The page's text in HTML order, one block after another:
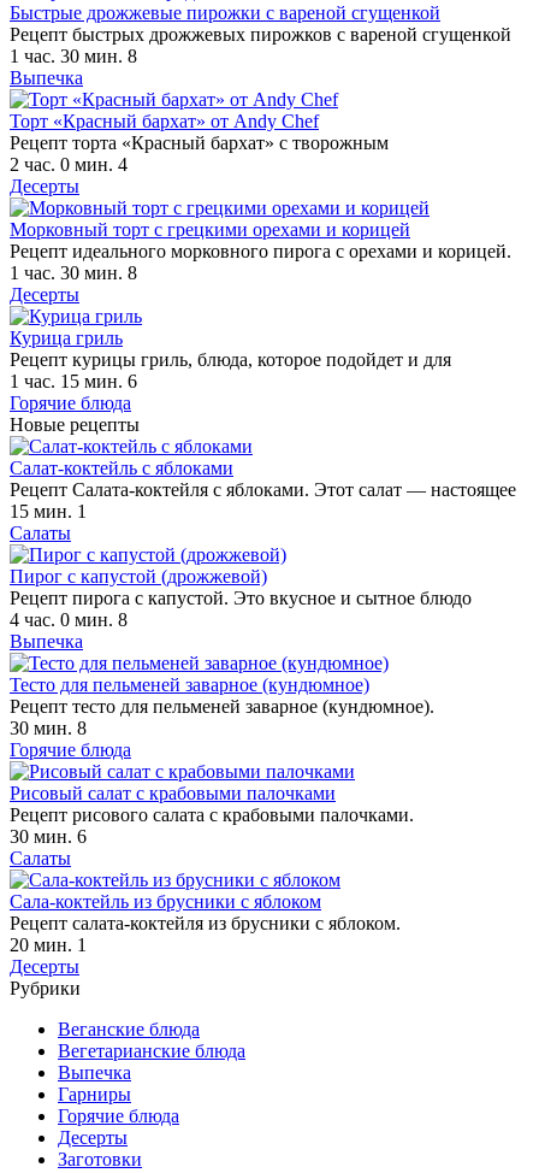
Быстрые дрожжевые пирожки с вареной сгущенкой
Рецепт быстрых дрожжевых пирожков с вареной сгущенкой
1 час. 30 мин. 8
Выпечка
Торт «Красный бархат» от Andy Chef
Рецепт торта «Красный бархат» с творожным
2 час. 0 мин. 4
Десерты
Морковный торт с грецкими орехами и корицей
Рецепт идеального морковного пирога с орехами и корицей.
1 час. 30 мин. 8
Десерты
Курица гриль
Рецепт курицы гриль, блюда, которое подойдет и для
1 час. 15 мин. 6
Горячие блюда
Новые рецепты
Салат-коктейль с яблоками
Рецепт Салата-коктейля с яблоками. Этот салат — настоящее
15 мин. 1
Салаты
Пирог с капустой (дрожжевой)
Рецепт пирога с капустой. Это вкусное и сытное блюдо
4 час. 0 мин. 8
Выпечка
Тесто для пельменей заварное (кундюмное)
Рецепт тесто для пельменей заварное (кундюмное).
30 мин. 8
Горячие блюда
Рисовый салат с крабовыми палочками
Рецепт рисового салата с крабовыми палочками.
30 мин. 6
Салаты
Сала-коктейль из брусники с яблоком
Рецепт салата-коктейля из брусники с яблоком.
20 мин. 1
Десерты
Рубрики
Веганские блюда
Вегетарианские блюда
Выпечка
Гарниры
Горячие блюда
Десерты
Заготовки